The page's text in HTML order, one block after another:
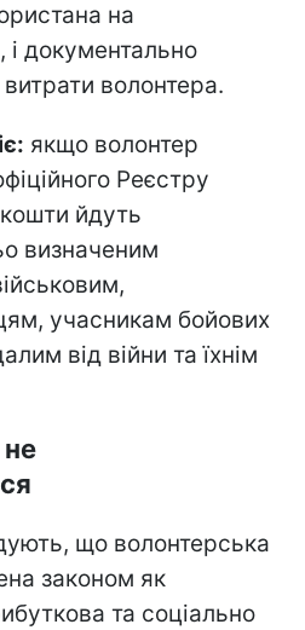
на
і документально
волонтера.
якщо волонтер
Реєстру
йдуть
визначеним
учасникам бойових
від війни та їхнім
що волонтерська
законом як
та соціально